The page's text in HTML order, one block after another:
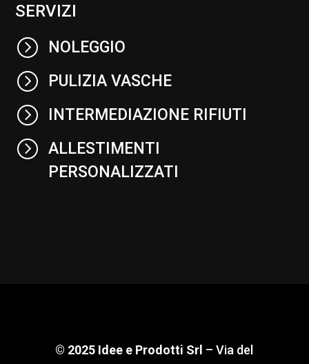
SERVIZI
= NOLEGGIO
= PULIZIA VASCHE
= INTERMEDIAZIONE RIFIUTI
= ALLESTIMENTI
PERSONALIZZATI
© 2025 Idee e Prodotti Srl – Via del